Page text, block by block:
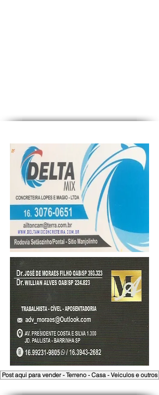
Post aqui para vender - Terreno - Casa - Veiculos e outros